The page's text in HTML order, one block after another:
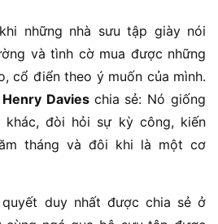
những nhà sưu tập giày nói
và tình cờ mua được những
cổ điển theo ý muốn của mình.
Henry Davies chia sẻ: Nó giống
khác, đòi hỏi sự kỳ công, kiến
tháng và đôi khi là một cơ
duy nhất được chia sẻ ở